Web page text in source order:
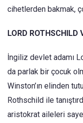
cihetlerden bakmak,
LORD ROTHSCHILD
İngiliz devlet adamı
da parlak bir çocuk
Winston’ın elinden
Rothschild ile
aristokrat aileleri